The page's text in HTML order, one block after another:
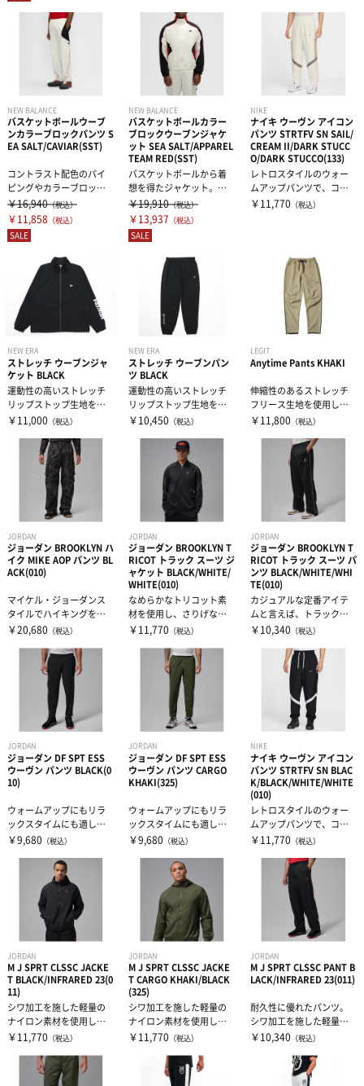
NEW BALANCE
バスケットボールウーブ
ンカラーブロックパンツ S
EA SALT/CAVIAR(SST)
コントラスト配色のパイ
ピングやカラーブロック
のパネル、ジップポケッ
トを備え、バス...
￥16,940（税込）
￥11,858 （税込）
SALE
NEW BALANCE
バスケットボールカラー
ブロックウーブンジャケ
ット SEA SALT/APPAREL
TEAM RED(SST)
バスケットボールから着
想を得たジャケット。カ
ラーブロッキング、コン
トラストパイピ...
￥19,910（税込）
￥13,937 （税込）
SALE
NIKE
ナイキ ウーヴン アイコン
パンツ STRTFV SN SAIL/
CREAM II/DARK STUCC
O/DARK STUCCO(133)
レトロスタイルのウォー
ムアップパンツで、コー
トサイドでの個性的なス
￥11,770 （税込）
NEW ERA
ストレッチ ウーブンジャ
ケット BLACK
運動性の高いストレッチ
リップストップ生地を採
用。レイヤリングしても
￥11,000 （税込）
NEW ERA
ストレッチ ウーブンパン
ツ BLACK
運動性の高いストレッチ
リップストップ生地を採
用。レイヤリングしても
￥10,450 （税込）
LEGIT
Anytime Pants KHAKI
伸縮性のあるストレッチ
フリース生地を使用した
細身のジョガーパンツ。
￥11,800 （税込）
JORDAN
ジョーダン BROOKLYN ハ
イク MIKE AOP パンツ BL
ACK(010)
マイケル・ジョーダンス
タイルでハイキングを楽
しもう。レトロな雰囲気
￥20,680 （税込）
JORDAN
ジョーダン BROOKLYN T
RICOT トラック スーツ ジ
ャケット BLACK/WHITE/
WHITE(010)
なめらかなトリコット素
材を使用し、さりげないJ
ordanスタイルで仕上げた
￥11,770 （税込）
JORDAN
ジョーダン BROOKLYN T
RICOT トラック スーツ パ
ンツ BLACK/WHITE/WHI
TE(010)
カジュアルな定番アイテ
ムと言えば、トラック⁠パ
ンツは外せません。快適
￥10,340 （税込）
JORDAN
ジョーダン DF SPT ESS
ウーヴン パンツ BLACK(0
10)
ウォームアップにもリラ
ックスタイムにも適し
た、軽量で動きやすいデ
￥9,680 （税込）
JORDAN
ジョーダン DF SPT ESS
ウーヴン パンツ CARGO
KHAKI(325)
ウォームアップにもリラ
ックスタイムにも適し
た、軽量で動きやすいデ
￥9,680 （税込）
NIKE
ナイキ ウーヴン アイコン
パンツ STRTFV SN BLAC
K/BLACK/WHITE/WHITE
(010)
レトロスタイルのウォー
ムアップパンツで、コー
トサイドでの個性的なス
￥11,770 （税込）
JORDAN
M J SPRT CLSSC JACKE
T BLACK/INFRARED 23(0
11)
シワ加工を施した軽量の
ナイロン素材を使用し、
クラシックなトラックス
￥11,770 （税込）
JORDAN
M J SPRT CLSSC JACKE
T CARGO KHAKI/BLACK
(325)
シワ加工を施した軽量の
ナイロン素材を使用し、
クラシックなトラックス
￥11,770 （税込）
JORDAN
M J SPRT CLSSC PANT B
LACK/INFRARED 23(011)
耐久性に優れたパンツ。
シワ加工を施した軽量の
ナイロン素材を使用し、
￥10,340 （税込）